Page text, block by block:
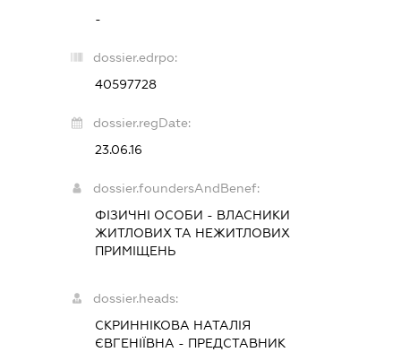
-
dossier.edrpo:
40597728
dossier.regDate:
23.06.16
dossier.foundersAndBenef:
ФІЗИЧНІ ОСОБИ - ВЛАСНИКИ
ЖИТЛОВИХ ТА НЕЖИТЛОВИХ
ПРИМІЩЕНЬ
dossier.heads:
СКРИННІКОВА НАТАЛІЯ
ЄВГЕНІЇВНА - ПРЕДСТАВНИК